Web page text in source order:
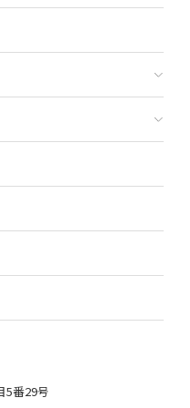
5番29号